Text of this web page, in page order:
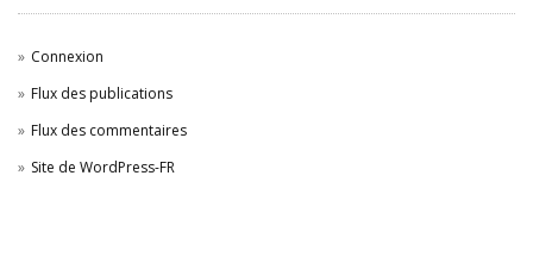
Connexion
Flux des publications
Flux des commentaires
Site de WordPress-FR